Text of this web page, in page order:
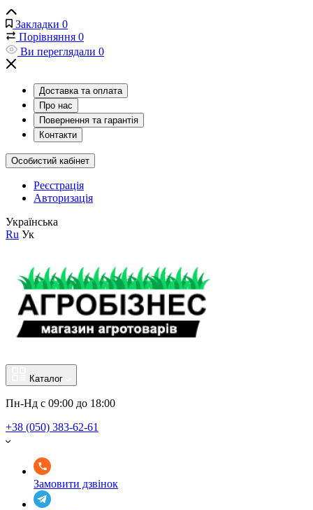
Закладки 0
Порівняння 0
Ви переглядали 0
Доставка та оплата
Про нас
Повернення та гарантія
Контакти
Особистий кабінет
Реєстрація
Авторизація
Українська
Ru Ук
Каталог
Пн-Нд с 09:00 до 18:00
+38 (050) 383-62-61
Замовити дзвінок